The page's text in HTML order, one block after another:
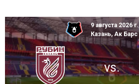
9 августа 2026
Казань, Ак
vs.